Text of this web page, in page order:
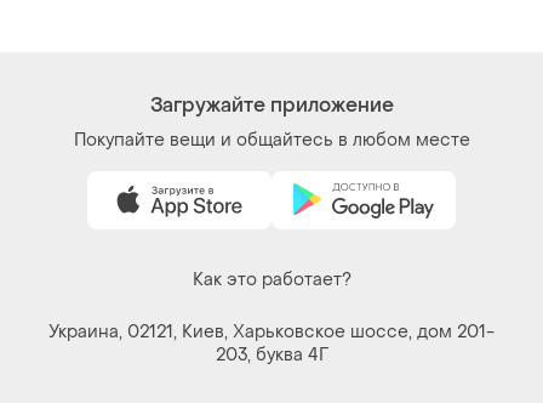
Загружайте приложение
Покупайте вещи и общайтесь в любом месте
Как это работает?
Украина, 02121, Киев, Харьковское шоссе, дом 201-
203, буква 4Г